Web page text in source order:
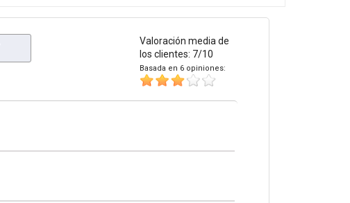
Valoración media de
los clientes: 7/10
Basada en 6 opiniones: